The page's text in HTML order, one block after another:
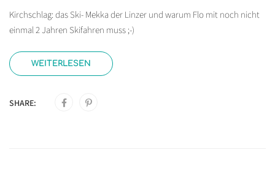
Kirchschlag: das Ski- Mekka der Linzer und warum Flo mit noch nicht
einmal 2 Jahren Skifahren muss ;-)
WEITERLESEN
SHARE: